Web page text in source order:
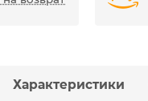
Характеристики